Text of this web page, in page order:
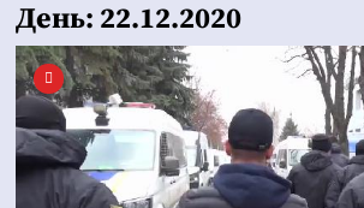
День: 22.12.2020